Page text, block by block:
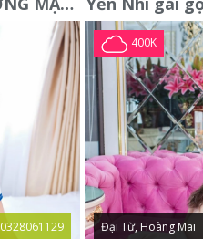
0328061129
400K
Đại Từ, Hoàng Mai